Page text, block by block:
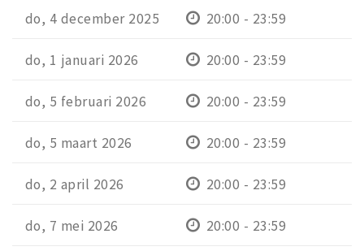
do, 4 december 2025 20:00 - 23:59
do, 1 januari 2026 20:00 - 23:59
do, 5 februari 2026 20:00 - 23:59
do, 5 maart 2026 20:00 - 23:59
do, 2 april 2026 20:00 - 23:59
do, 7 mei 2026 20:00 - 23:59